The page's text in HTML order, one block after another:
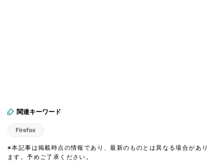
関連キーワード
Firefox
※本記事は掲載時点の情報であり、最新のものとは異なる場合があり
ます。予めご了承ください。